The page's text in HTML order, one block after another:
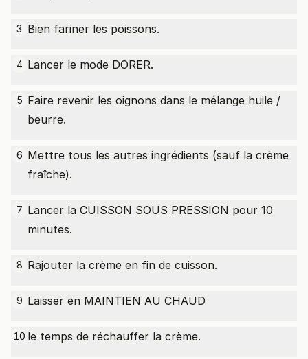
3 Bien fariner les poissons.
4 Lancer le mode DORER.
5 Faire revenir les oignons dans le mélange huile /
beurre.
6 Mettre tous les autres ingrédients (sauf la crème
fraîche).
7 Lancer la CUISSON SOUS PRESSION pour 10
minutes.
8 Rajouter la crème en fin de cuisson.
9 Laisser en MAINTIEN AU CHAUD
10 le temps de réchauffer la crème.